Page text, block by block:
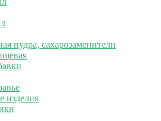
пудра, сахарозаменители
изделия